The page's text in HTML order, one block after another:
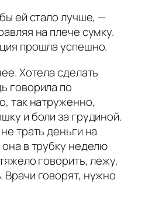
ей стало лучше, —
на плече сумку.
прошла успешно.
Хотела сделать
говорила по
так натруженно,
и боли за грудиной.
трать деньги на
в трубку неделю
говорить, лежу,
Врачи говорят, нужно